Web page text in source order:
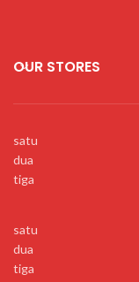
OUR STORES
satu
dua
tiga
satu
dua
tiga